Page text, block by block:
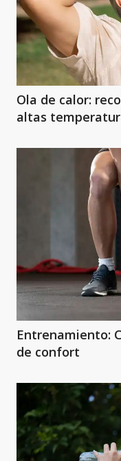
Ola de calor:
altas
Entrenamiento:
de confort